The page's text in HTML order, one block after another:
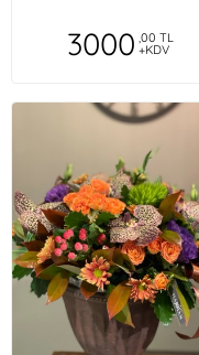
3000 ,00 TL
+KDV